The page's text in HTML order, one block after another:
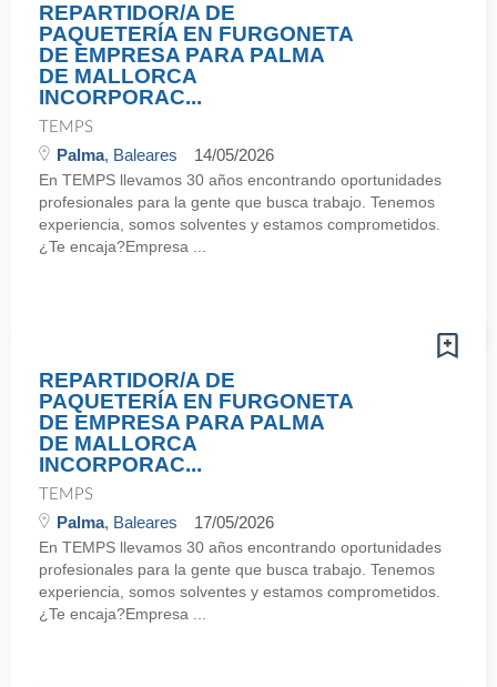
REPARTIDOR/A DE
PAQUETERÍA EN FURGONETA
DE EMPRESA PARA PALMA
DE MALLORCA
INCORPORAC...
TEMPS
Palma, Baleares 14/05/2026
En TEMPS llevamos 30 años encontrando oportunidades
profesionales para la gente que busca trabajo. Tenemos
experiencia, somos solventes y estamos comprometidos.
¿Te encaja?Empresa ...
REPARTIDOR/A DE
PAQUETERÍA EN FURGONETA
DE EMPRESA PARA PALMA
DE MALLORCA
INCORPORAC...
TEMPS
Palma, Baleares 17/05/2026
En TEMPS llevamos 30 años encontrando oportunidades
profesionales para la gente que busca trabajo. Tenemos
experiencia, somos solventes y estamos comprometidos.
¿Te encaja?Empresa ...